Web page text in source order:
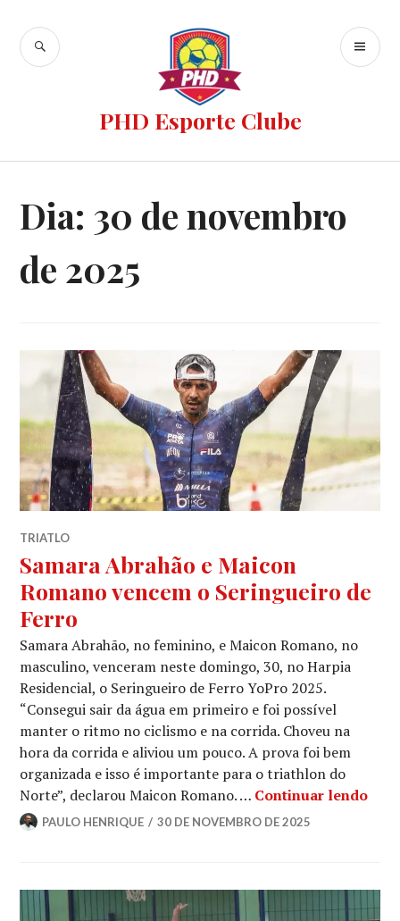
PHD Esporte Clube
Dia: 30 de novembro
de 2025
TRIATLO
Samara Abrahão e Maicon
Romano vencem o Seringueiro de
Ferro
Samara Abrahão, no feminino, e Maicon Romano, no
masculino, venceram neste domingo, 30, no Harpia
Residencial, o Seringueiro de Ferro YoPro 2025.
“Consegui sair da água em primeiro e foi possível
manter o ritmo no ciclismo e na corrida. Choveu na
hora da corrida e aliviou um pouco. A prova foi bem
organizada e isso é importante para o triathlon do
Norte”, declarou Maicon Romano. … Continuar lendo
PAULO HENRIQUE 30 DE NOVEMBRO DE 2025